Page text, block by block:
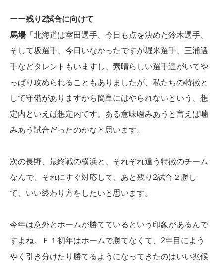
ーー残り2試合に向けて
馬場「北海道は室田選手、今日も点を決めた鈴木選手、
そして坂選手、今日いなかったですが堀米選手、三浦選
手などタレントもいますし、素晴らしい選手達がいてや
っぱり攻められることもありましたが、私たちの特徴と
して守備がありますから簡単にはやられないという、想
定内といえば想定内です。ある意味噛みあうと言えば噛
みあう試合だったのかなと思います。
次の長野、最終戦の横浜と、それぞれ違う特徴のチーム
なんで、それにすぐ対応して、あと残り2試合２勝し
て、いい終わり方をしたいと思います。
今年は意外とホームが勝てているという印象があるんで
すよね。Ｆ１初年はホームで勝てなくて、2年目によう
やく引き分けたり勝てるようになってきたのはいい兆候